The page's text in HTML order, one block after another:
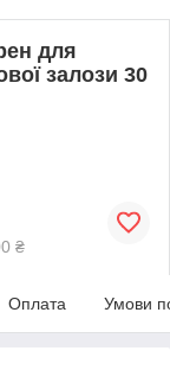
для
залози 30
₴
Оплата Умови